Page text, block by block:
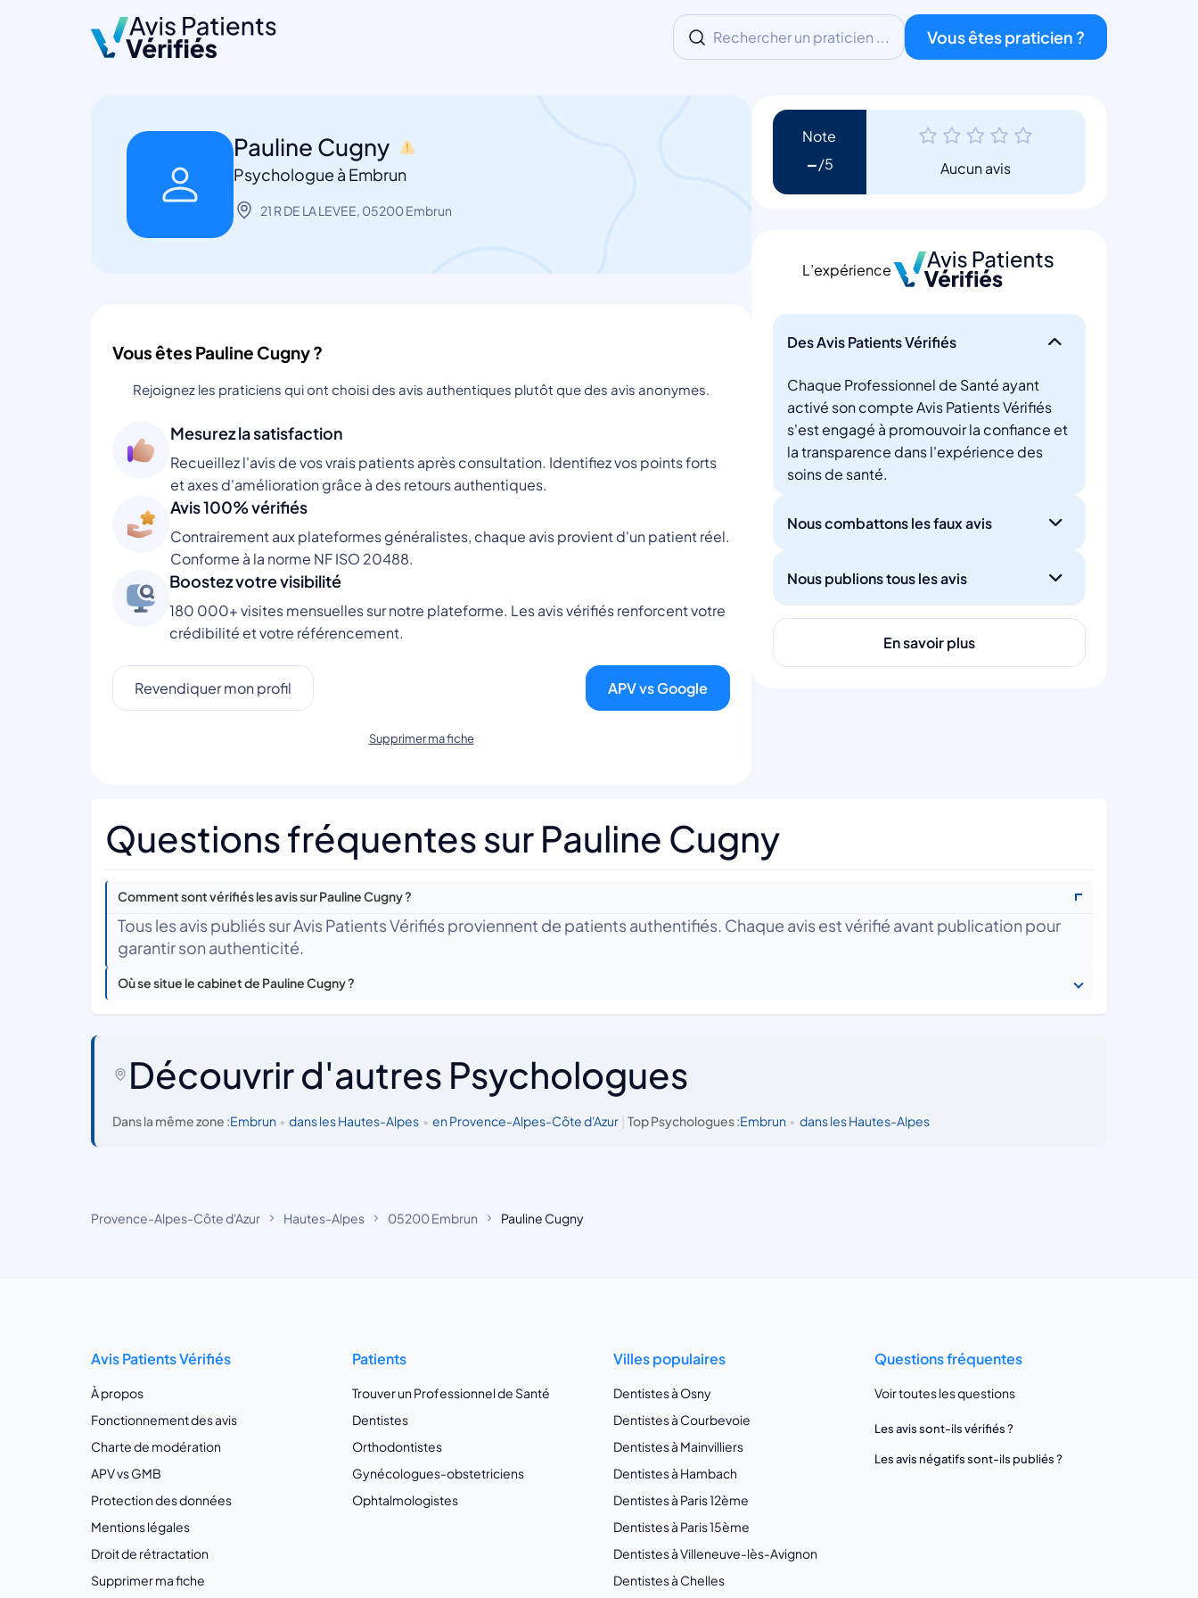
Rechercher un praticien ... Vous êtes praticien ?
Pauline Cugny
Psychologue à Embrun
21 R DE LA LEVEE, 05200 Embrun
Vous êtes Pauline Cugny ?
Rejoignez les praticiens qui ont choisi des avis authentiques plutôt que des avis anonymes.
Mesurez la satisfaction
Recueillez l'avis de vos vrais patients après consultation. Identifiez vos points forts
et axes d'amélioration grâce à des retours authentiques.
Avis 100% vérifiés
Contrairement aux plateformes généralistes, chaque avis provient d'un patient réel.
Conforme à la norme NF ISO 20488.
Boostez votre visibilité
180 000+ visites mensuelles sur notre plateforme. Les avis vérifiés renforcent votre
crédibilité et votre référencement.
Revendiquer mon profil APV vs Google
Supprimer ma fiche
Note
- Aucun avis
L’expérience
Des Avis Patients Vérifiés
Chaque Professionnel de Santé ayant
activé son compte Avis Patients Vérifiés
s'est engagé à promouvoir la confiance et
la transparence dans l'expérience des
soins de santé.
Nous combattons les faux avis
Nous publions tous les avis
En savoir plus
Questions fréquentes sur Pauline Cugny
Comment sont vérifiés les avis sur Pauline Cugny ?
Tous les avis publiés sur Avis Patients Vérifiés proviennent de patients authentifiés. Chaque avis est vérifié avant publication pour
garantir son authenticité.
Où se situe le cabinet de Pauline Cugny ?
Découvrir d'autres Psychologues
Dans la même zone :Embrun • dans les Hautes-Alpes • en Provence-Alpes-Côte d'Azur | Top Psychologues :Embrun • dans les Hautes-Alpes
Provence-Alpes-Côte d'Azur Hautes-Alpes 05200 Embrun Pauline Cugny
Avis Patients Vérifiés
À propos
Fonctionnement des avis
Charte de modération
APV vs GMB
Protection des données
Mentions légales
Droit de rétractation
Supprimer ma fiche
Patients
Trouver un Professionnel de Santé
Dentistes
Orthodontistes
Gynécologues-obstetriciens
Ophtalmologistes
Villes populaires
Dentistes à Osny
Dentistes à Courbevoie
Dentistes à Mainvilliers
Dentistes à Hambach
Dentistes à Paris 12ème
Dentistes à Paris 15ème
Dentistes à Villeneuve-lès-Avignon
Dentistes à Chelles
Questions fréquentes
Voir toutes les questions
Les avis sont-ils vérifiés ?
Les avis négatifs sont-ils publiés ?